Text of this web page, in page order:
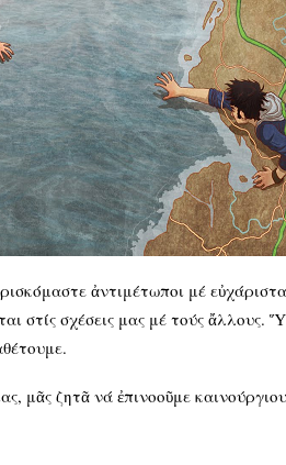
ἀντιμέτωποι μέ
στίς σχέσεις μας μέ τούς ἄλλους.
μᾶς ζητᾶ νά ἐπινοοῦμε